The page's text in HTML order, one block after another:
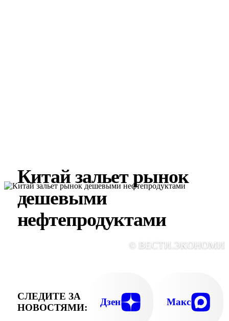
Китай зальет рынок
дешевыми
нефтепродуктами
©
СЛЕДИТЕ ЗА
НОВОСТЯМИ:
Дзен Макс